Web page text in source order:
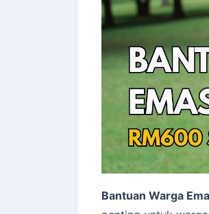
Bantuan Warga